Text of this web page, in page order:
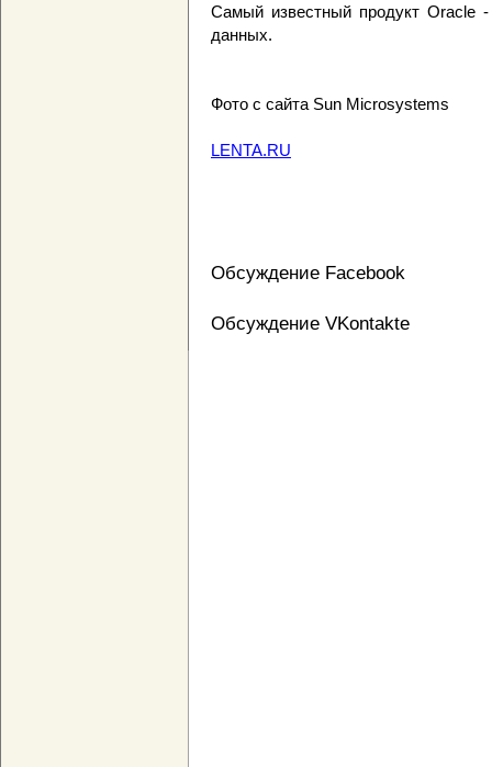
Самый известный продукт Oracle
данных.
Фото с сайта Sun Microsystems
LENTA.RU
Обсуждение Facebook
Обсуждение VKontakte